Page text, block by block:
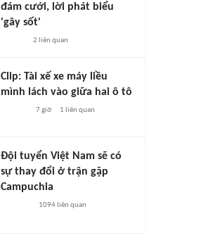
đám cưới, lời phát biểu
'gây sốt'
2 liên quan
Clip: Tài xế xe máy liều
mình lách vào giữa hai ô tô
7 giờ 1 liên quan
Đội tuyển Việt Nam sẽ có
sự thay đổi ở trận gặp
Campuchia
1094 liên quan